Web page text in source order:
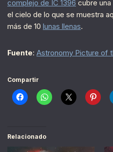
complejo de IC 1396 cubre
el cielo de lo que se muestra
más de 10 lunas llenas.
Fuente: Astronomy Picture of
Compartir
Relacionado